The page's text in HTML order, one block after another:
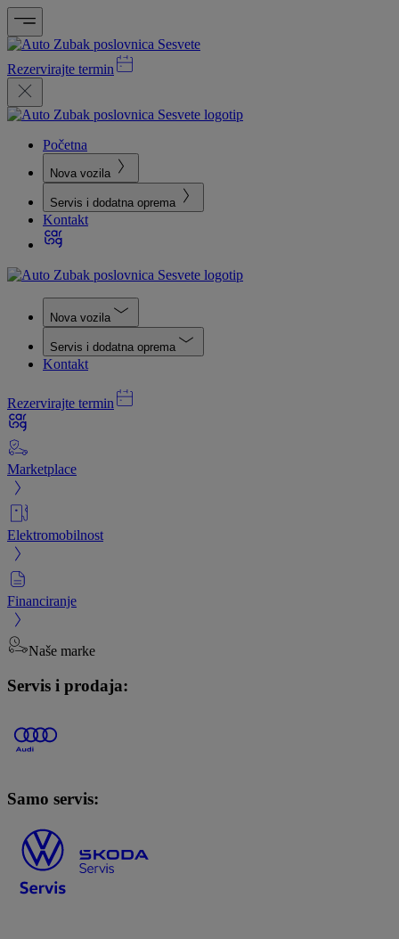
Rezervirajte termin
Početna
Nova vozila
Servis i dodatna oprema
Kontakt
Nova vozila
Servis i dodatna oprema
Kontakt
Rezervirajte termin
Marketplace
Elektromobilnost
Financiranje
Naše marke
Servis i prodaja:
Samo servis: